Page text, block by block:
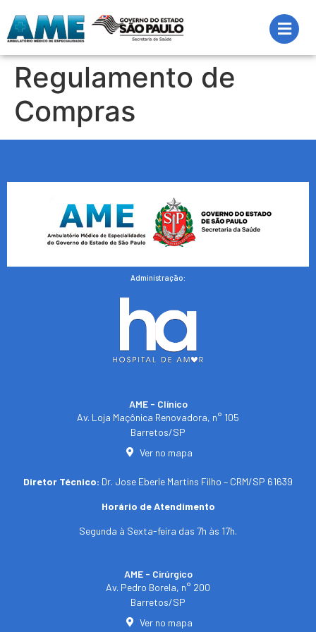
Regulamento de
Compras
Administração:
AME - Clínico​
Av. Loja Maçônica Renovadora, n° 105
Barretos/SP​
Ver no mapa
Diretor Técnico: Dr. Jose Eberle Martins Filho – CRM/SP 61639
Horário de Atendimento
Segunda à Sexta-feira das 7h às 17h.
AME - Cirúrgico
Av. Pedro Borela, n° 200
Barretos/SP
Ver no mapa